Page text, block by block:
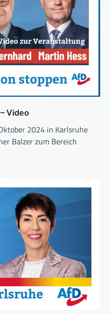
Video
2024 in Karlsruhe
Balzer zum Bereich